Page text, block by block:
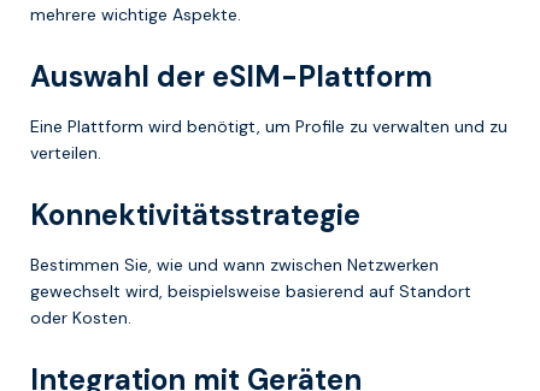
mehrere wichtige Aspekte.
Auswahl der eSIM-Plattform
Eine Plattform wird benötigt, um Profile zu verwalten und zu
verteilen.
Konnektivitätsstrategie
Bestimmen Sie, wie und wann zwischen Netzwerken
gewechselt wird, beispielsweise basierend auf Standort
oder Kosten.
Integration mit Geräten